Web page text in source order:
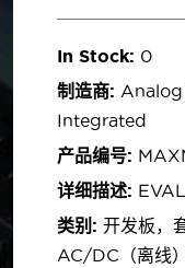
In Stock: 0
制造商:
Integrated
产品编号:
详细描述:
类别: 开发板，
AC/DC（离线